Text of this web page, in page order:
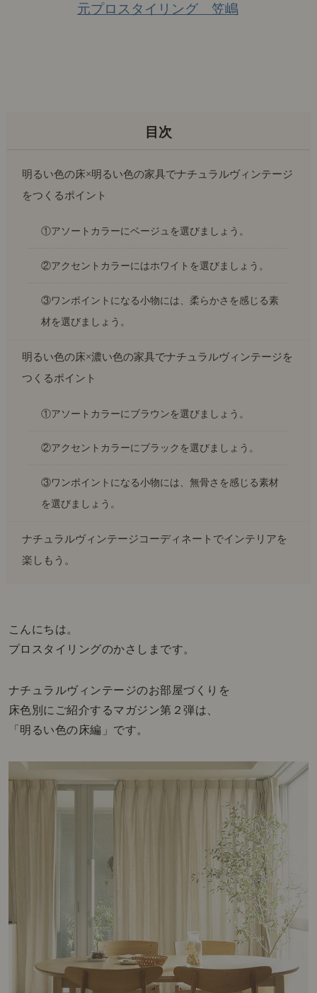
元プロスタイリング 笠嶋
こんにちは。
プロスタイリングのかさしまです。
ナチュラルヴィンテージのお部屋づくりを
床色別にご紹介するマガジン第２弾は、
「明るい色の床編」です。
明るい色の床×明るい色の家具でナチュラルヴィンテージ
をつくるポイント
①アソートカラーにベージュを選びましょう。
②アクセントカラーにはホワイトを選びましょう。
③ワンポイントになる小物には、柔らかさを感じる素
材を選びましょう。
明るい色の床×濃い色の家具でナチュラルヴィンテージを
つくるポイント
①アソートカラーにブラウンを選びましょう。
②アクセントカラーにブラックを選びましょう。
③ワンポイントになる小物には、無骨さを感じる素材
を選びましょう。
ナチュラルヴィンテージコーディネートでインテリアを
楽しもう。